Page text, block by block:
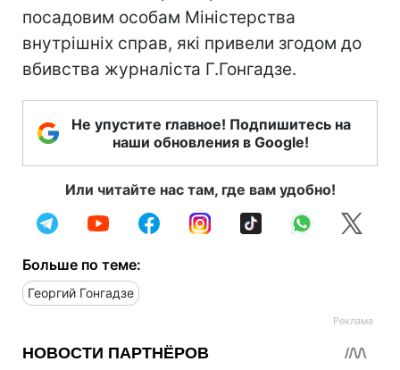
посадовим особам Міністерства
внутрішніх справ, які привели згодом до
вбивства журналіста Г.Гонгадзе.
Не упустите главное! Подпишитесь на
наши обновления в Google!
Или читайте нас там, где вам удобно!
Больше по теме:
Георгий Гонгадзе